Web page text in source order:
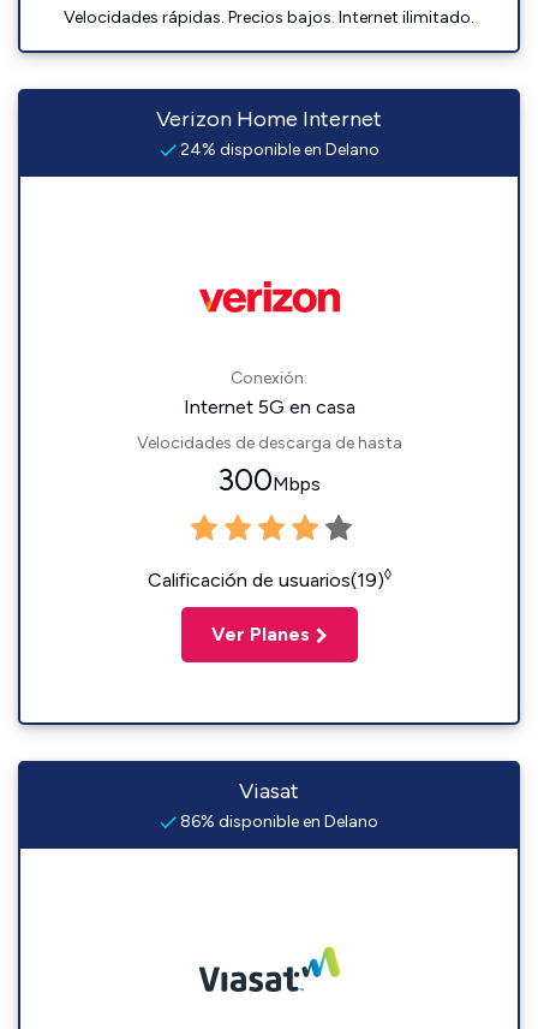
Velocidades rápidas. Precios bajos. Internet ilimitado.
Verizon Home Internet
24% disponible en Delano
Conexión:
Internet 5G en casa
Velocidades de descarga de hasta
300Mbps
Calificación de usuarios(19)◊
Ver Planes
Viasat
86% disponible en Delano